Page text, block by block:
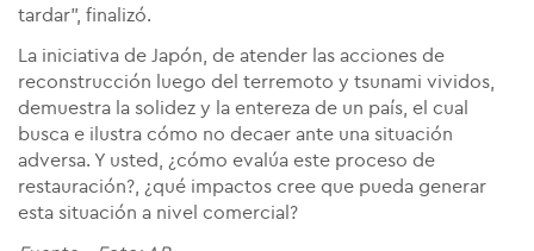
tardar", finalizó.
La iniciativa de Japón, de atender las acciones de
reconstrucción luego del terremoto y tsunami vividos,
demuestra la solidez y la entereza de un país, el cual
busca e ilustra cómo no decaer ante una situación
adversa. Y usted, ¿cómo evalúa este proceso de
restauración?, ¿qué impactos cree que pueda generar
esta situación a nivel comercial?